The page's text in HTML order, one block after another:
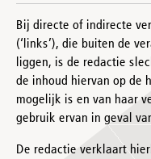
Bij directe of indirecte
(‘links’), die buiten de
liggen, is de redactie
de inhoud hiervan op de
mogelijk is en van haar
gebruik ervan in geval
De redactie verklaart